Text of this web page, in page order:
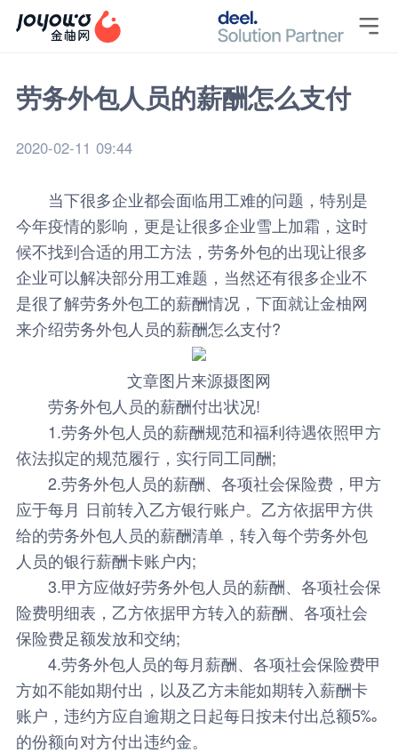

劳务外包人员的薪酬怎么支付
2020-02-11 09:44
当下很多企业都会面临用工难的问题，特别是
今年疫情的影响，更是让很多企业雪上加霜，这时
候不找到合适的用工方法，劳务外包的出现让很多
企业可以解决部分用工难题，当然还有很多企业不
是很了解劳务外包工的薪酬情况，下面就让金柚网
来介绍劳务外包人员的薪酬怎么支付?
文章图片来源摄图网
劳务外包人员的薪酬付出状况!
1.劳务外包人员的薪酬规范和福利待遇依照甲方
依法拟定的规范履行，实行同工同酬;
2.劳务外包人员的薪酬、各项社会保险费，甲方
应于每月 日前转入乙方银行账户。乙方依据甲方供
给的劳务外包人员的薪酬清单，转入每个劳务外包
人员的银行薪酬卡账户内;
3.甲方应做好劳务外包人员的薪酬、各项社会保
险费明细表，乙方依据甲方转入的薪酬、各项社会
保险费足额发放和交纳;
4.劳务外包人员的每月薪酬、各项社会保险费甲
方如不能如期付出，以及乙方未能如期转入薪酬卡
账户，违约方应自逾期之日起每日按未付出总额5‰
的份额向对方付出违约金。